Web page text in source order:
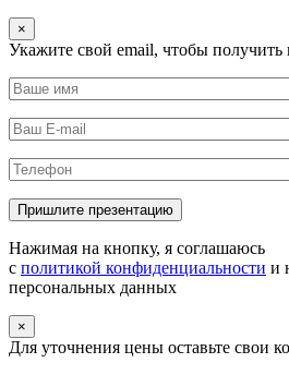
×
Укажите свой email, чтобы получить
Нажимая на кнопку, я соглашаюсь
с политикой конфиденциальности и
персональных данных
×
Для уточнения цены оставьте свои